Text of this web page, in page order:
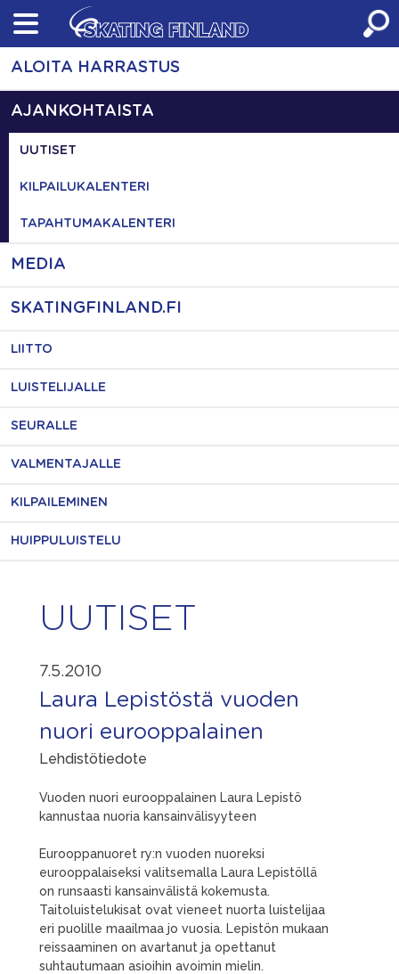
Skip
content
ALOITA HARRASTUS
AJANKOHTAISTA
UUTISET
KILPAILUKALENTERI
TAPAHTUMAKALENTERI
MEDIA
SKATINGFINLAND.FI
LIITTO
LUISTELIJALLE
SEURALLE
VALMENTAJALLE
KILPAILEMINEN
HUIPPULUISTELU
UUTISET
7.5.2010
Laura Lepistöstä vuoden
nuori eurooppalainen
Lehdistötiedote
Vuoden nuori eurooppalainen Laura Lepistö
kannustaa nuoria kansainvälisyyteen
Eurooppanuoret ry:n vuoden nuoreksi
eurooppalaiseksi valitsemalla Laura Lepistöllä
on runsaasti kansainvälistä kokemusta.
Taitoluistelukisat ovat vieneet nuorta luistelijaa
eri puolille maailmaa jo vuosia. Lepistön mukaan
reissaaminen on avartanut ja opettanut
suhtautumaan asioihin avoimin mielin.